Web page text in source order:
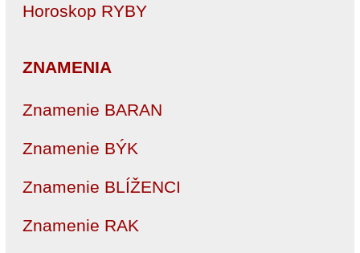
Horoskop RYBY
ZNAMENIA
Znamenie BARAN
Znamenie BÝK
Znamenie BLÍŽENCI
Znamenie RAK